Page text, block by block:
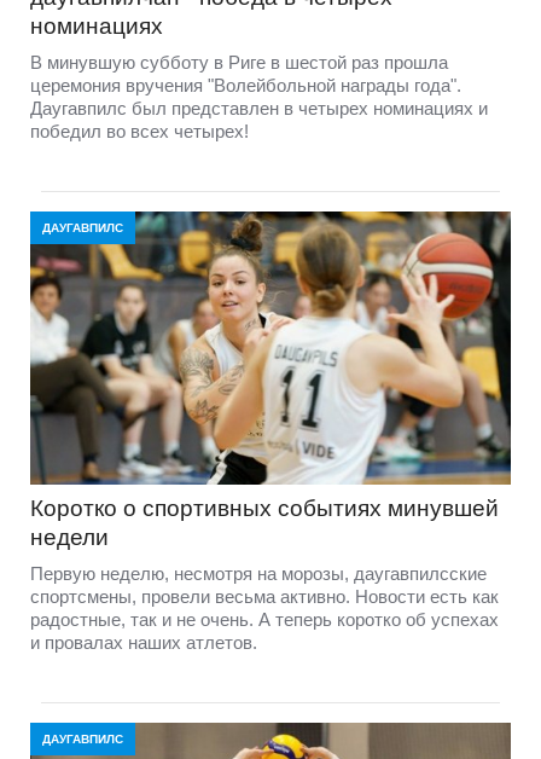
номинациях
В минувшую субботу в Риге в шестой раз прошла
церемония вручения "Волейбольной награды года".
Даугавпилс был представлен в четырех номинациях и
победил во всех четырех!
ДАУГАВПИЛС
Коротко о спортивных событиях минувшей
недели
Первую неделю, несмотря на морозы, даугавпилсские
спортсмены, провели весьма активно. Новости есть как
радостные, так и не очень. А теперь коротко об успехах
и провалах наших атлетов.
ДАУГАВПИЛС